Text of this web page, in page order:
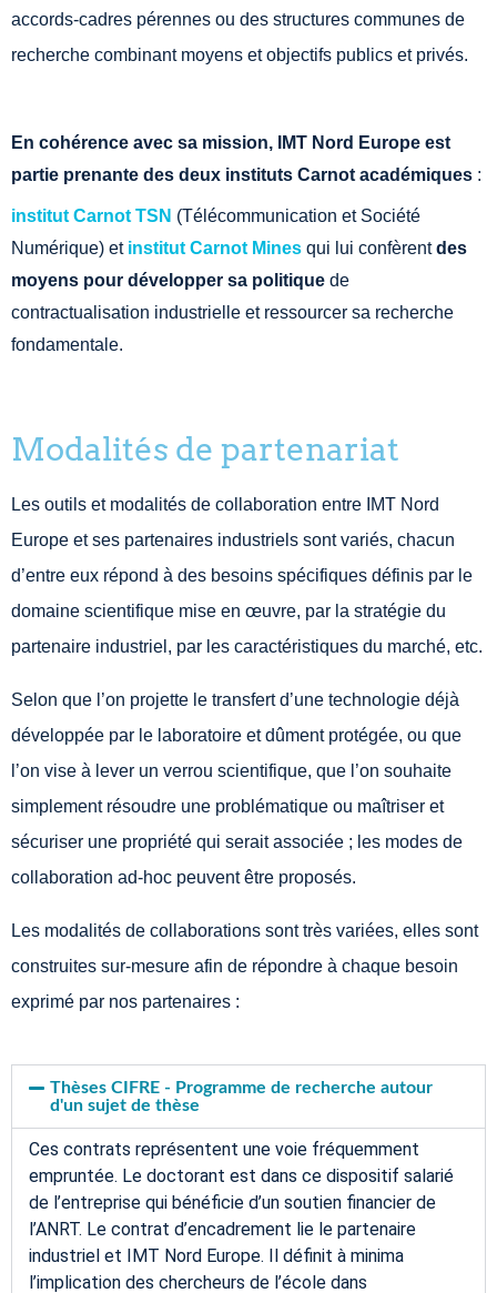
accords-cadres pérennes ou des structures communes de
recherche combinant moyens et objectifs publics et privés.
En cohérence avec sa mission, IMT Nord Europe est
partie prenante des deux instituts Carnot académiques :
institut Carnot TSN (Télécommunication et Société
Numérique) et institut Carnot Mines qui lui confèrentdes
moyens pour développer sa politique de
contractualisation industrielle et ressourcer sa recherche
fondamentale.
Modalités de partenariat
Les outils et modalités de collaboration entre IMT Nord
Europe et ses partenaires industriels sont variés, chacun
d’entre eux répond à des besoins spécifiques définis par le
domaine scientifique mise en œuvre, par la stratégie du
partenaire industriel, par les caractéristiques du marché, etc.
Selon que l’on projette le transfert d’une technologie déjà
développée par le laboratoire et dûment protégée, ou que
l’on vise à lever un verrou scientifique, que l’on souhaite
simplement résoudre une problématique ou maîtriser et
sécuriser une propriété qui serait associée ; les modes de
collaboration ad-hoc peuvent être proposés.
Les modalités de collaborations sont très variées, elles sont
construites sur-mesure afin de répondre à chaque besoin
exprimé par nos partenaires :
Thèses CIFRE - Programme de recherche autour
d'un sujet de thèse
Ces contrats représentent une voie fréquemment
empruntée. Le doctorant est dans ce dispositif salarié
de l’entreprise qui bénéficie d’un soutien financier de
l’ANRT. Le contrat d’encadrement lie le partenaire
industriel et IMT Nord Europe. Il définit à minima
l’implication des chercheurs de l’école dans